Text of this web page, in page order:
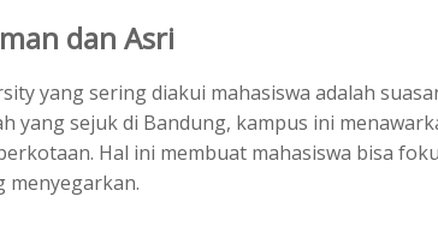
dan Asri
yang sering diakui mahasiswa adalah
yang sejuk di Bandung, kampus ini
Hal ini membuat mahasiswa bisa
menyegarkan.